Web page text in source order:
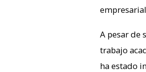
A pesar de
trabajo
ha estado